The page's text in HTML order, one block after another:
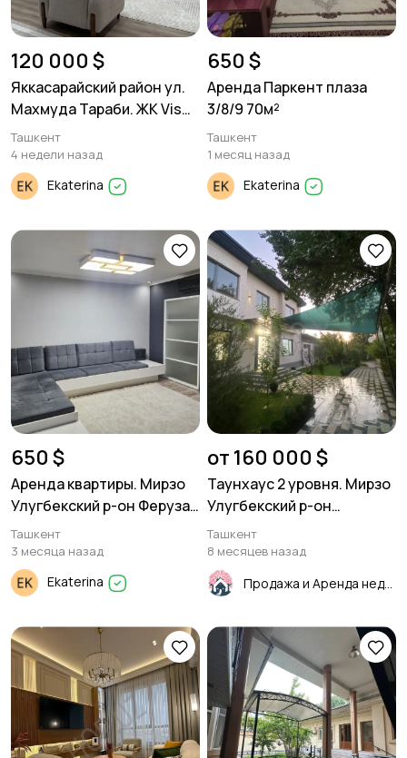
120 000 $
Яккасарайский район ул.
Махмуда Тараби. ЖК Vis
Port. 2/3/8 53м²
Ташкент
4 недели назад
Ekaterina
650 $
Аренда Паркент плаза
3/8/9 70м²
Ташкент
1 месяц назад
Ekaterina
650 $
Аренда квартиры. Мирзо
Улугбекский р-он Феруза
2/2/4 77 серия. 60м²
Ташкент
3 месяца назад
Ekaterina
от 160 000 $
Таунхаус 2 уровня. Мирзо
Улугбекский р-он
Военкомат.
Ташкент
8 месяцев назад